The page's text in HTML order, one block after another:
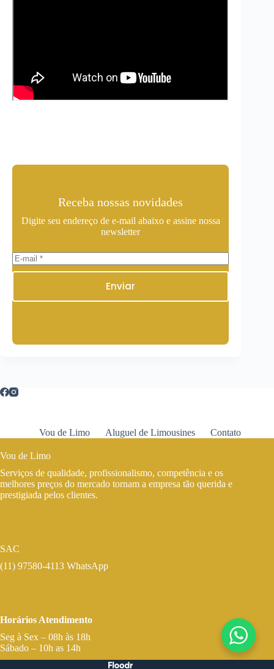
Receba nossas novidades
Digite seu endereço de e-mail abaixo e assine nossa
newsletter
Enviar
Vou de Limo Aluguel de Limousines Contato
Vou de Limo
Serviços de qualidade, profissionalismo, competência e os
melhores preços do mercado tornam a empresa tão querida e
prestigiada pelos clientes.
SAC
(11) 97580-4113 WhatsApp
Horários Atendimento
Seg à Sex – 08h às 18h
Sábado – 10h as 14h